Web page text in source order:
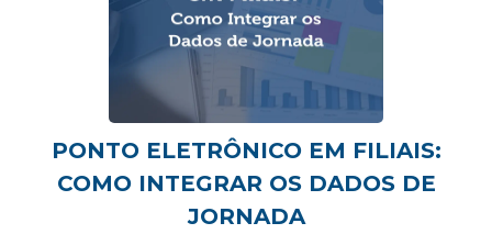
PONTO ELETRÔNICO EM FILIAIS:
COMO INTEGRAR OS DADOS DE
JORNADA